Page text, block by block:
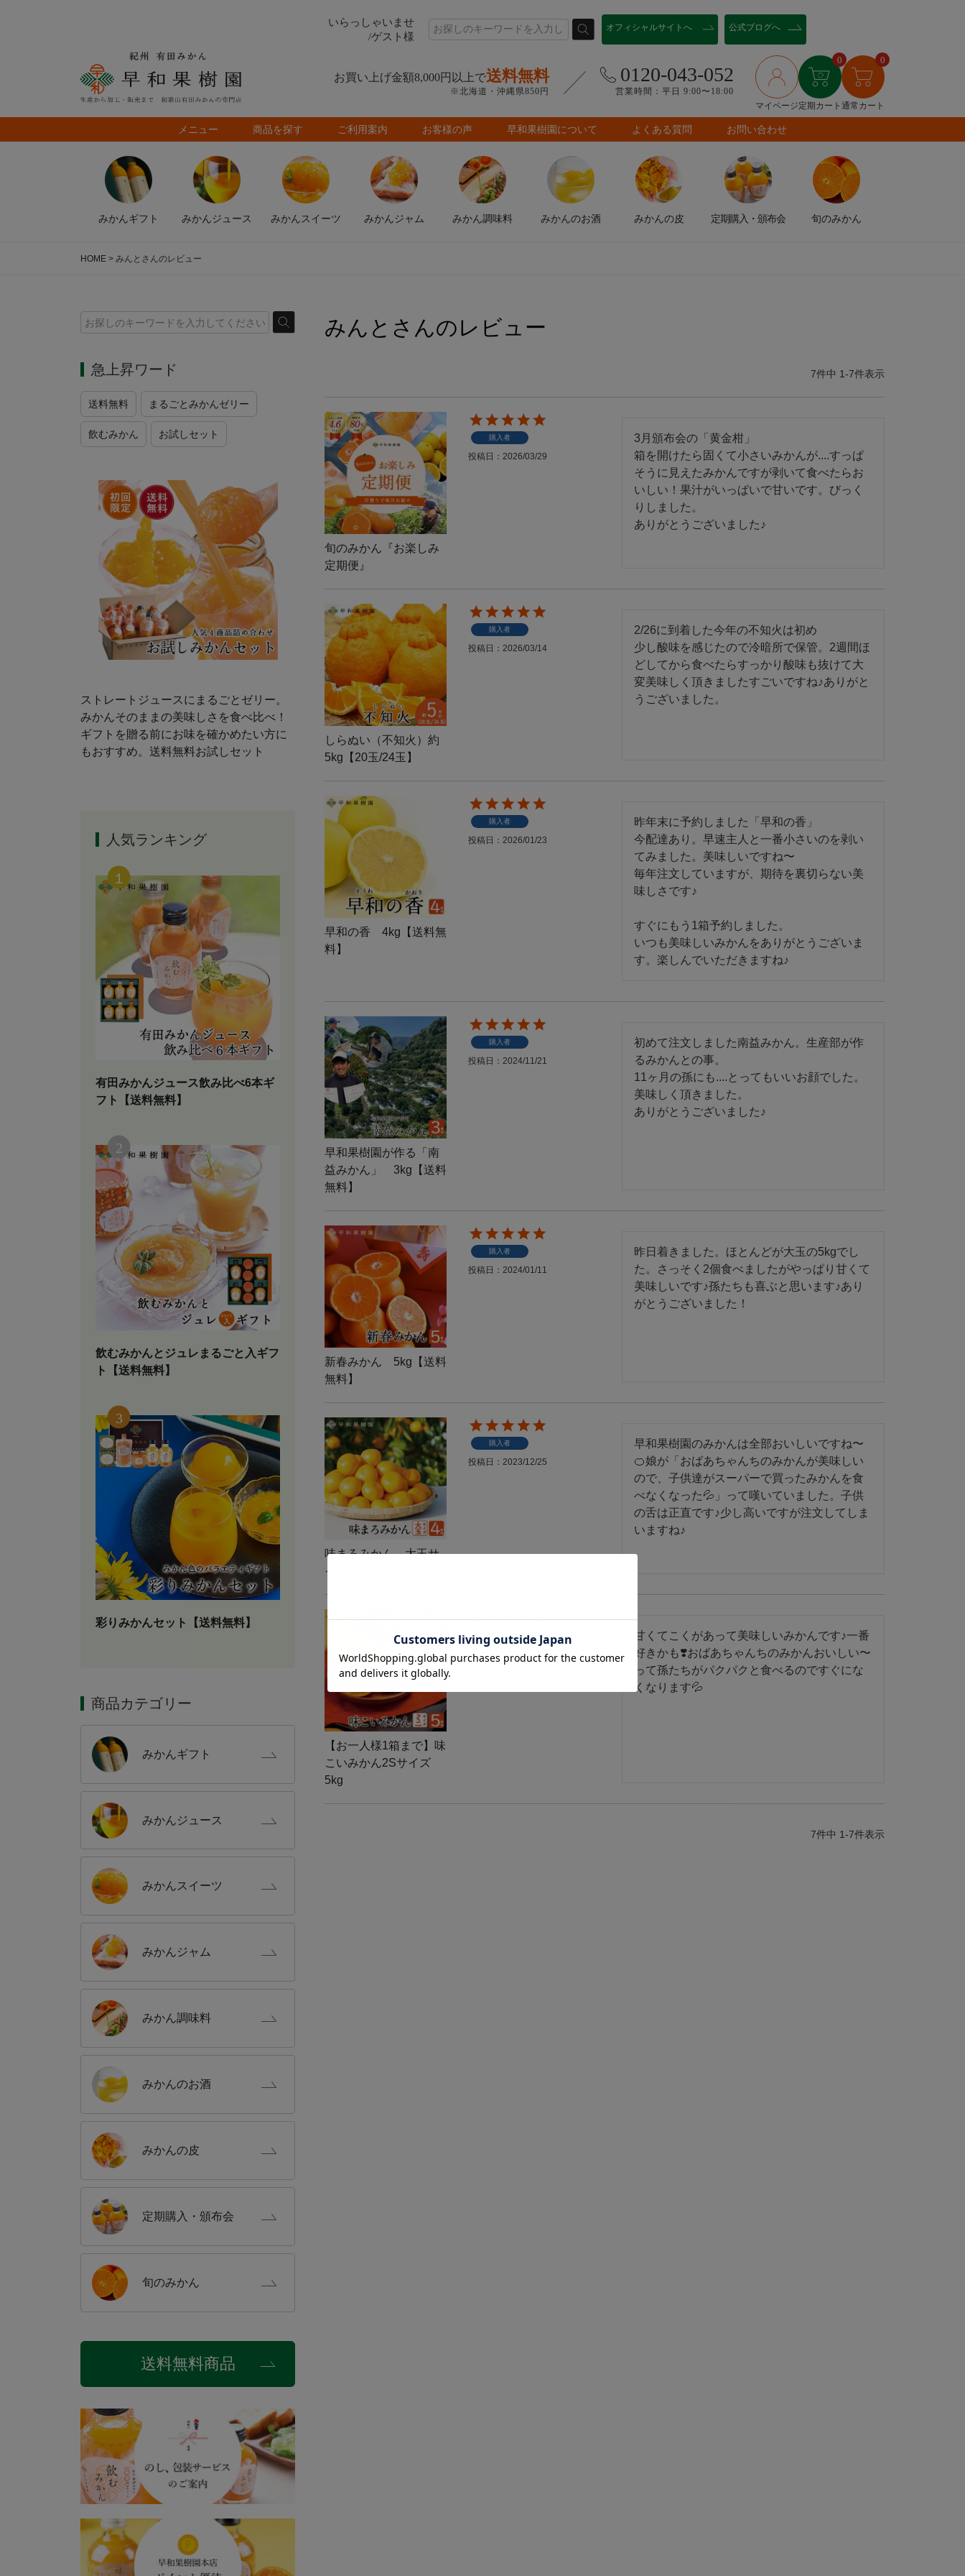
いらっしゃいませ
/ゲスト様
オフィシャルサイトへ 公式ブログへ
お買い上げ金額8,000円以上で送料無料
※北海道・沖縄県850円
0120-043-052
営業時間：平日 9:00〜18:00
マイページ
0
定期カート
0
通常カート
メニュー 商品を探す ご利用案内 お客様の声 早和果樹園について よくある質問 お問い合わせ
みかんギフト みかん ジュース みかんスイーツ みかん ジャム みかん調味料 みかんのお酒 みかんの皮 定期購入 ・頒布会 旬のみかん
HOME みんとさんのレビュー
急上昇ワード
送料無料 まるごとみかんゼリー
飲むみかん お試しセット
ストレートジュースにまるごとゼリー。
みかんそのままの美味しさを食べ比べ！
ギフトを贈る前にお味を確かめたい方に
もおすすめ。送料無料お試しセット
人気ランキング
有田みかんジュース飲み比べ6本ギ
フト【送料無料】
飲むみかんとジュレまるごと入ギフ
ト【送料無料】
彩りみかんセット【送料無料】
商品カテゴリー
みかんギフト
みかんジュース
みかんスイーツ
みかんジャム
みかん調味料
みかんのお酒
みかんの皮
定期購入 ・頒布会
旬のみかん
送料無料商品
みんとさんのレビュー
7件中 1-7件表示
旬のみかん『お楽しみ
定期便』
購入者
投稿日 2026/03/29
3月頒布会の「黄金柑」
箱を開けたら固くて小さいみかんが....すっぱ
そうに見えたみかんですが剥いて食べたらお
いしい！果汁がいっぱいで甘いです。びっく
りしました。
ありがとうございました♪
しらぬい（不知火）約
5kg【20玉/24玉】
購入者
投稿日 2026/03/14
2/26に到着した今年の不知火は初め
少し酸味を感じたので冷暗所で保管。2週間ほ
どしてから食べたらすっかり酸味も抜けて大
変美味しく頂きましたすごいですね♪ありがと
うございました。
早和の香 4kg【送料無
料】
購入者
投稿日 2026/01/23
昨年末に予約しました「早和の香」
今配達あり。早速主人と一番小さいのを剥い
てみました。美味しいですね〜
毎年注文していますが、期待を裏切らない美
味しさです♪
すぐにもう1箱予約しました。
いつも美味しいみかんをありがとうございま
早和果樹園が作る「南
益みかん」 3kg【送料
無料】
購入者
投稿日 2024/11/21
初めて注文しました南益みかん。生産部が作
るみかんとの事。
11ヶ月の孫にも....とってもいいお顔でした。
美味しく頂きました。
ありがとうございました♪
新春みかん 5kg【送料
無料】
購入者
投稿日 2024/01/11
昨日着きました。ほとんどが大玉の5kgでし
た。さっそく2個食べましたがやっぱり甘くて
美味しいです♪孫たちも喜ぶと思います♪あり
がとうございました！
味まろみかん 大玉サ
イズ4kg【送料無料】
購入者
投稿日 2023/12/25
早和果樹園のみかんは全部おいしいですね〜
🍊娘が「おばあちゃんちのみかんが美味しい
ので、子供達がスーパーで買ったみかんを食
べなくなった💦」って嘆いていました。子供
の舌は正直です♪少し高いですが注文してしま
いますね♪
【お一人様1箱まで】味
こいみかん2Sサイズ
5kg
購入者
投稿日 2023/12/20
甘くてこくがあって美味しいみかんです♪一番
好きかも❣️おばあちゃんちのみかんおいしい〜
って孫たちがパクパクと食べるのですぐにな
くなります💦
7件中 1-7件表示